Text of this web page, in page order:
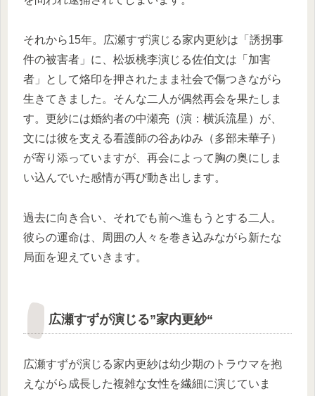
それから15年。広瀬すず演じる家内更紗は「誘拐事
件の被害者」に、松坂桃李演じる佐伯文は「加害
者」として烙印を押されたまま社会で傷つきながら
生きてきました。そんな二人が偶然再会を果たしま
す。更紗には婚約者の中瀬亮（演：横浜流星）が、
文には彼を支える看護師の谷あゆみ（多部未華子）
が寄り添っていますが、再会によって胸の奥にしま
い込んでいた感情が再び動き出します。
過去に向き合い、それでも前へ進もうとする二人。
彼らの運命は、周囲の人々を巻き込みながら新たな
局面を迎えていきます。
広瀬すずが演じる”家内更紗“
広瀬すずが演じる家内更紗は幼少期のトラウマを抱
えながら成長した複雑な女性を繊細に演じていま